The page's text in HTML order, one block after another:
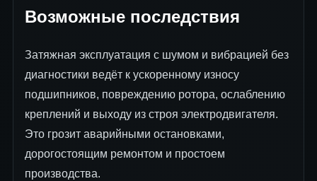
Возможные последствия
Затяжная эксплуатация с шумом и вибрацией без
диагностики ведёт к ускоренному износу
подшипников, повреждению ротора, ослаблению
креплений и выходу из строя электродвигателя.
Это грозит аварийными остановками,
дорогостоящим ремонтом и простоем
производства.